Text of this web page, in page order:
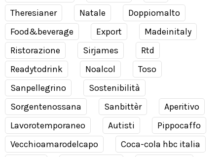
Theresianer
Natale
Doppiomalto
Food&beverage
Export
Madeinitaly
Ristorazione
Sirjames
Rtd
Readytodrink
Noalcol
Toso
Sanpellegrino
Sostenibilità
Sorgentenossana
Sanbittèr
Aperitivo
Lavorotemporaneo
Autisti
Pippocaffo
Vecchioamarodelcapo
Coca-cola hbc italia